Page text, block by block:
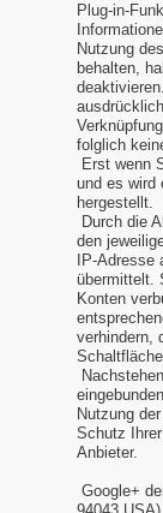
Plug-in-
Nutzung
behalten,
folglich
Erst wenn
und es wird
hergestellt.
Durch die
den
IP-
übermittelt.
Konten
verhindern,
Nutzung
Schutz
Anbieter.
Google+